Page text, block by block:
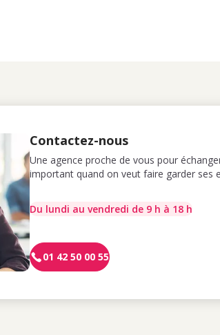
Contactez-nous
Une agence proche de vous pour
important quand on veut faire garder ses
Du lundi au vendredi de 9 h à 18 h
01 42 50 00 55